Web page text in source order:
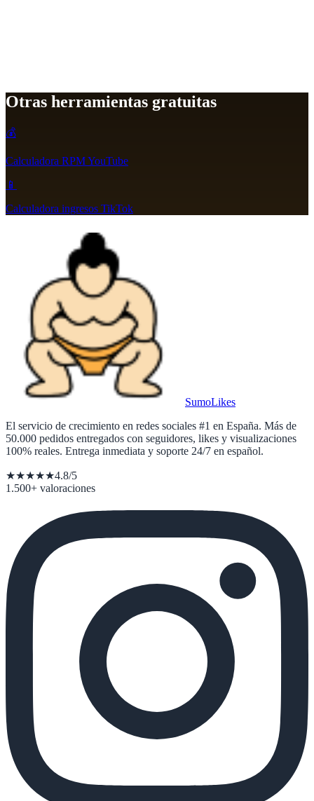
Otras herramientas gratuitas
💰
Calculadora RPM YouTube
📱
Calculadora ingresos TikTok
SumoLikes
El servicio de crecimiento en redes sociales #1 en España. Más de
50.000 pedidos entregados con seguidores, likes y visualizaciones
100% reales. Entrega inmediata y soporte 24/7 en español.
★★★★★4.8/5
1.500+ valoraciones